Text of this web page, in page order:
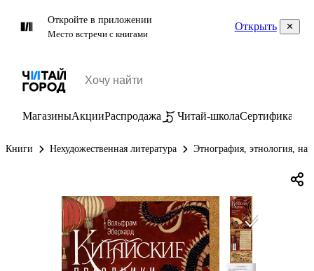
Откройте в приложении
Место встречи с книгами
Открыть
МагазиныАкцииРаспродажа Читай-школаСертификаты
Книги Нехудожественная литература Этнография, этнология,